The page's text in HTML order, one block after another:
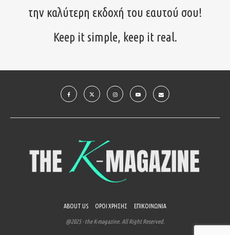
την καλύτερη εκδοχή του εαυτού σου!
Keep it simple, keep it real.
ABOUT US ΟΡΟΙ ΧΡΗΣΗΣ ΕΠΙΚΟΙΝΩΝΙΑ
@2025 - the K-magazine. All Right Reserved.